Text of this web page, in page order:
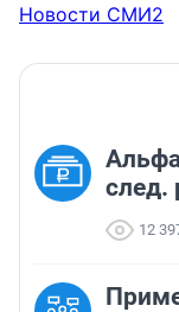
Новости СМИ2
след.
12